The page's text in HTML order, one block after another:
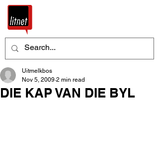
DIE KAP VAN DIE BYL
Uitmelkbos
Nov 5, 2009 2 min read